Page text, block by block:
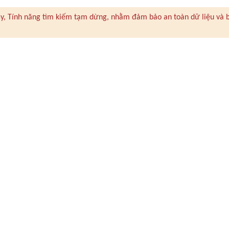
Tính năng tìm kiếm tạm dừng, nhằm đảm bảo an toàn dữ liệu và